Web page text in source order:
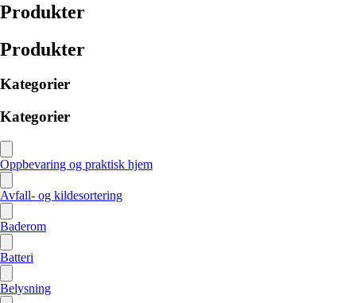
Produkter
Produkter
Kategorier
Kategorier
Oppbevaring og praktisk hjem
Avfall- og kildesortering
Baderom
Batteri
Belysning